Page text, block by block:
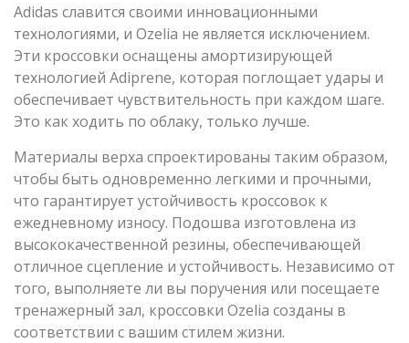
Adidas славится своими инновационными
технологиями, и Ozelia не является исключением.
Эти кроссовки оснащены амортизирующей
технологией Adiprene, которая поглощает удары и
обеспечивает чувствительность при каждом шаге.
Это как ходить по облаку, только лучше.
Материалы верха спроектированы таким образом,
чтобы быть одновременно легкими и прочными,
что гарантирует устойчивость кроссовок к
ежедневному износу. Подошва изготовлена из
высококачественной резины, обеспечивающей
отличное сцепление и устойчивость. Независимо от
того, выполняете ли вы поручения или посещаете
тренажерный зал, кроссовки Ozelia созданы в
соответствии с вашим стилем жизни.